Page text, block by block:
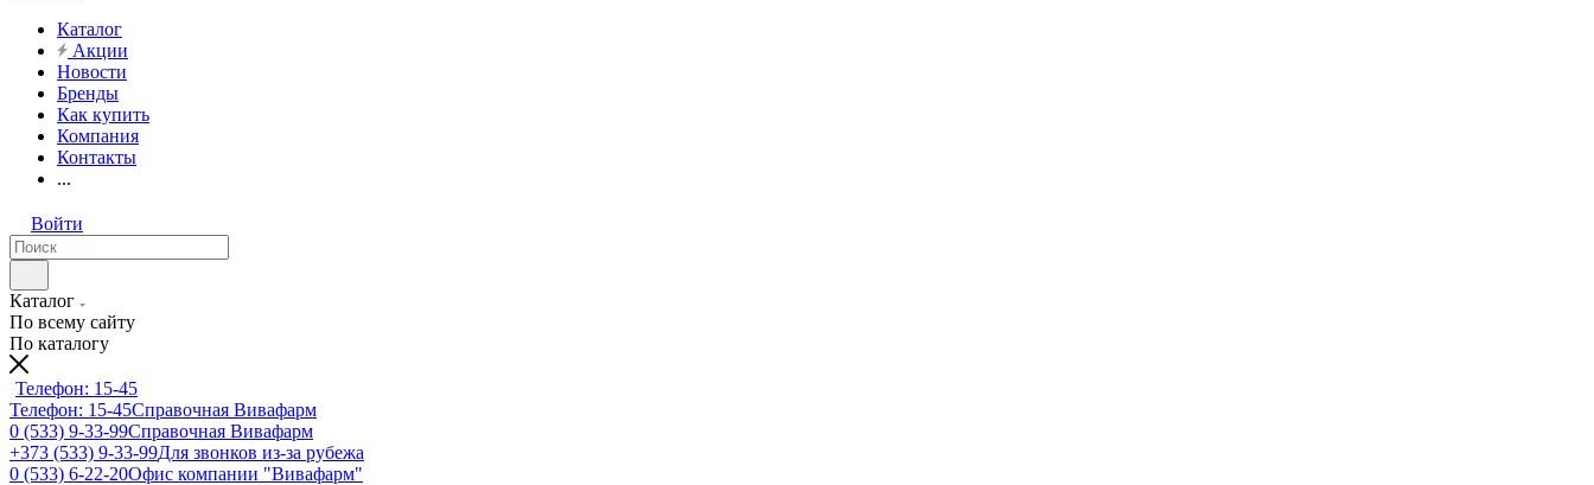
Каталог
Акции
Новости
Бренды
Как купить
Компания
Контакты
...
Войти
Каталог
По всему сайту
По каталогу
Телефон: 15-45
Телефон: 15-45Справочная Вивафарм
0 (533) 9-33-99Справочная Вивафарм
+373 (533) 9-33-99Для звонков из-за рубежа
0 (533) 6-22-20Офис компании "Вивафарм"